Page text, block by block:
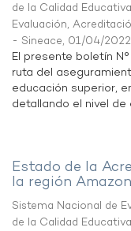
de la Calidad
Evaluación,
- Sineace, 01/04/2022
El presente boletín
ruta del
educación superior,
detallando el nivel de
Estado de la
la región
Sistema Nacional de
de la Calidad